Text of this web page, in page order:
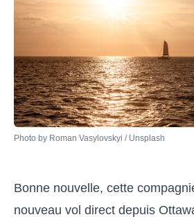
Photo by Roman Vasylovskyi / Unsplash
Bonne nouvelle, cette
nouveau vol direct depuis